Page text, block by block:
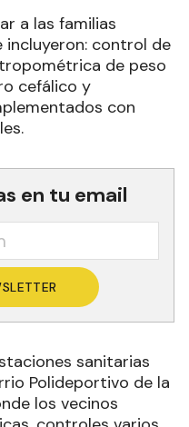
a las familias
control de
de peso
cefálico y
con
en tu email
sanitarias
Polideportivo de la
los vecinos